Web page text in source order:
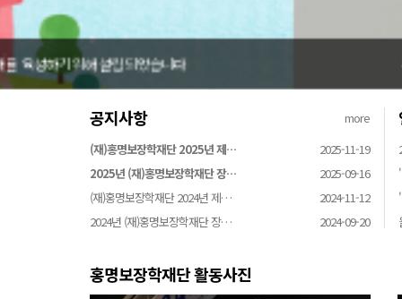
홍명보장학재단은 어려운 환경 속에서 땀방울을 흘리
공지사항
more
(재)홍명보장학재단 2025년 제…
2025-11-19
2025년 (재)홍명보장학재단 장…
2025-09-16
(재)홍명보장학재단 2024년 제…
2024-11-12
2024년 (재)홍명보장학재단 장…
2024-09-20
홍명보장학재단 활동사진